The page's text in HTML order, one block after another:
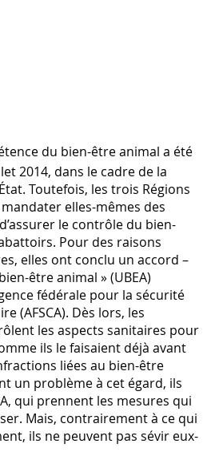
du bien-être animal a été
2014, dans le cadre de la
Toutefois, les trois Régions
elles-mêmes des
le contrôle du bien-
Pour des raisons
elles ont conclu un accord –
être animal » (UBEA)
fédérale pour la sécurité
(AFSCA). Dès lors, les
les aspects sanitaires pour
ils le faisaient déjà avant
liées au bien-être
un problème à cet égard, ils
qui prennent les mesures qui
Mais, contrairement à ce qui
ils ne peuvent pas sévir eux-